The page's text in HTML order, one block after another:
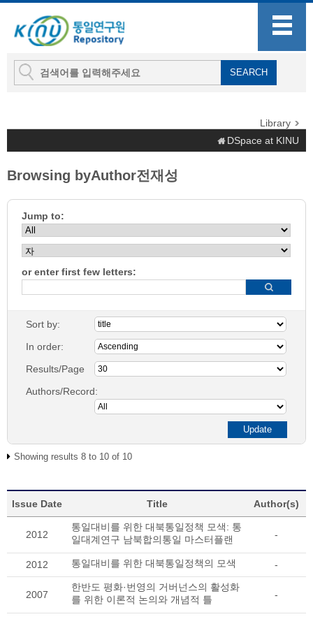
Library
DSpace at KINU
Browsing byAuthor전재성
Jump to:
or enter first few letters:
Sort by:
In order:
Results/Page
Authors/Record:
Showing results 8 to 10 of 10
Issue Date Title Author(s)
2012
통일대비를 위한 대북통일정책 모색: 통
일대계연구 남북합의통일 마스터플랜
-
2012 통일대비를 위한 대북통일정책의 모색 -
2007
한반도 평화·번영의 거버넌스의 활성화
를 위한 이론적 논의와 개념적 틀
-